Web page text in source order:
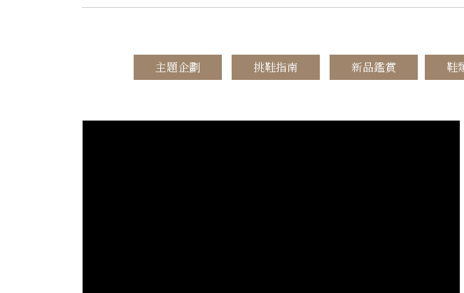
​主題企劃 挑鞋指南 新品鑑賞 鞋